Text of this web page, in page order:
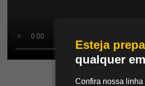
Esteja
qualquer
Confira nossa linha